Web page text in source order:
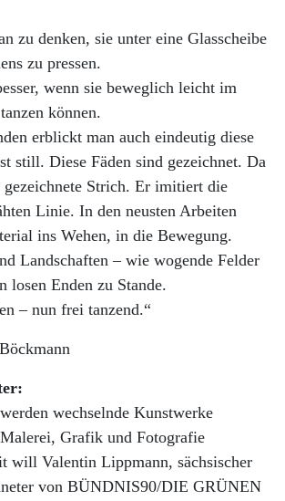
zu denken, sie unter eine Glasscheibe
zu pressen.
wenn sie beweglich leicht im
können.
erblickt man auch eindeutig diese
still. Diese Fäden sind gezeichnet. Da
Strich. Er imitiert die
Linie. In den neusten Arbeiten
ins Wehen, in die Bewegung.
Landschaften – wie wogende Felder
losen Enden zu Stande.
– nun frei tanzend.“
wechselnde Kunstwerke
Grafik und Fotografie
will Valentin Lippmann, sächsischer
von BÜNDNIS90/DIE GRÜNEN